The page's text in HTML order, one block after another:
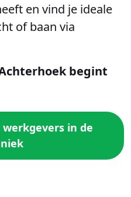
en vind je ideale
of baan via
begint
in de